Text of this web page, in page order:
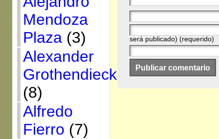
Mendoza
Plaza(3)
Alexander
Grothendieck
(8)
Alfredo
Fierro (7)
será publicado) (requerido)